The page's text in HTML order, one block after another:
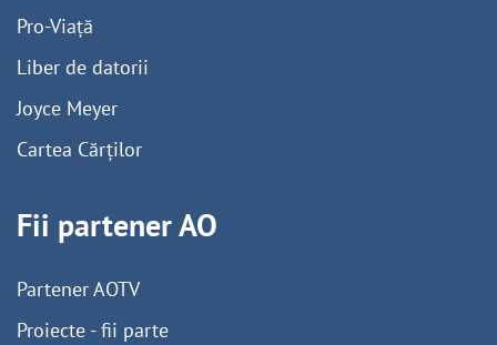
Pro-Viață
Liber de datorii
Joyce Meyer
Cartea Cărților
Fii partener AO
Partener AOTV
Proiecte - fii parte